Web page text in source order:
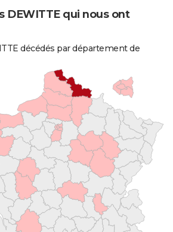
DEWITTE qui nous ont
décédés par département de